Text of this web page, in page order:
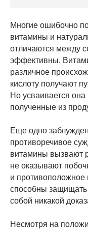
Многие ошибочно
витамины и
отличаются между
эффективны.
различное
кислоту получают
Но усваивается
полученные из
Еще одно
противоречивое
витамины вызвают
не оказывают
и
способны защищать
собой никакой
Несмотря на